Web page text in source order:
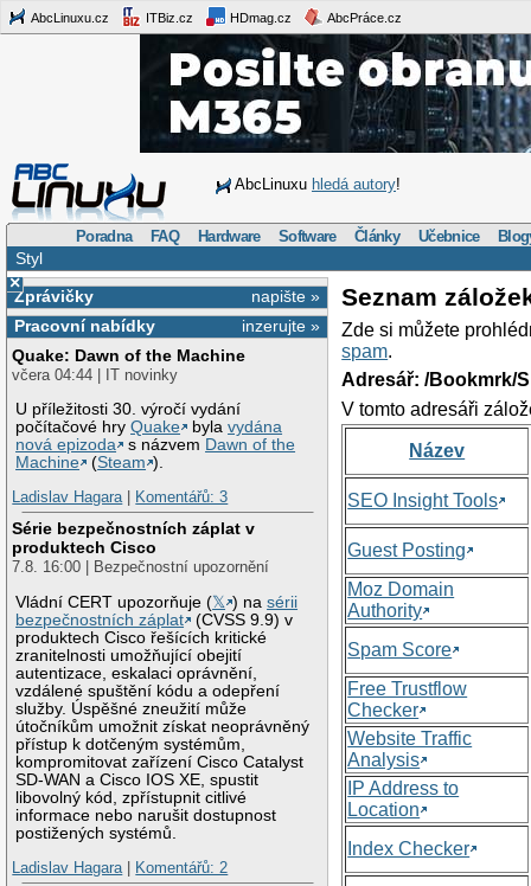
AbcLinuxu.cz ITBiz.cz HDmag.cz AbcPráce.cz
AbcLinuxu hledá autory!
Poradna FAQ Hardware Software Články Učebnice
Styl
×
napište »
Zprávičky
inzerujte »
Pracovní nabídky
Quake: Dawn of the Machine
včera 04:44 | IT novinky
U příležitosti 30. výročí vydání
počítačové hryQuake bylavydána
nová epizoda
s názvem Dawn of the
Machine
(Steam ).
Ladislav Hagara| Komentářů: 3
Série bezpečnostních záplat v
produktech Cisco
7.8. 16:00 | Bezpečnostní upozornění
Vládní CERT upozorňuje (𝕏 ) nasérii
bezpečnostních záplat
(CVSS 9.9) v
produktech Cisco řešících kritické
zranitelnosti umožňující obejití
autentizace, eskalaci oprávnění,
vzdálené spuštění kódu a odepření
služby. Úspěšné zneužití může
útočníkům umožnit získat neoprávněný
přístup k dotčeným systémům,
kompromitovat zařízení Cisco Catalyst
SD-WAN a Cisco IOS XE, spustit
libovolný kód, zpřístupnit citlivé
informace nebo narušit dostupnost
postižených systémů.
Ladislav Hagara| Komentářů: 2
Seznam
Zde si můžete
spam.
Adresář: /Bookmrk/
V tomto adresáři
Název
SEO Insight Tools
Guest Posting
Moz Domain
Authority
Spam Score
Free Trustflow
Checker
Website Traffic
Analysis
IP Address to
Location
Index Checker